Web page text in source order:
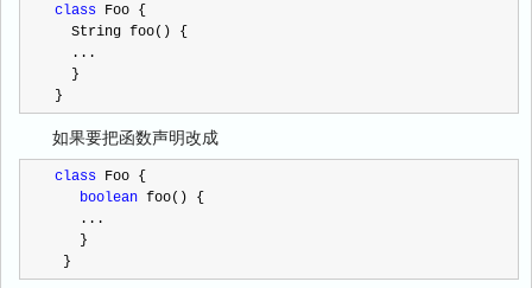
class Foo {
}
如果要把函数声明改成
class Foo {
boolean foo() {
}